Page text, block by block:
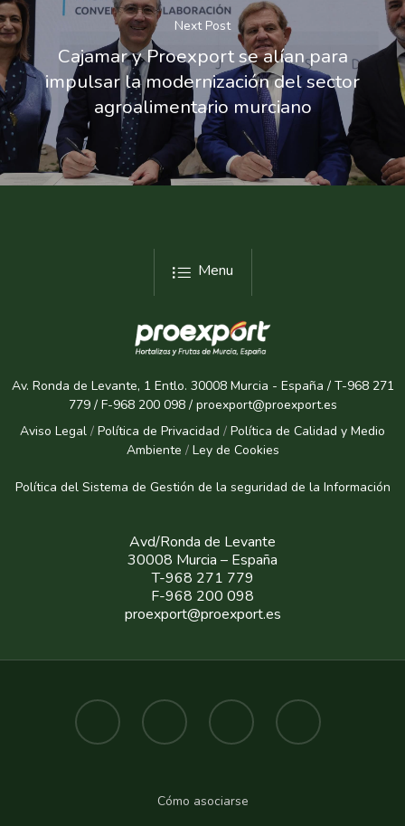
Next Post
Cajamar y Proexport se alían para
impulsar la modernización del sector
agroalimentario murciano
Menu
Av. Ronda de Levante, 1 Entlo. 30008 Murcia - España / T-968 271
779 / F-968 200 098 / proexport@proexport.es
Aviso Legal / Política de Privacidad / Política de Calidad y Medio
Ambiente / Ley de Cookies
Política del Sistema de Gestión de la seguridad de la Información
Avd/Ronda de Levante
30008 Murcia – España
T-968 271 779
F-968 200 098
proexport@proexport.es
Cómo asociarse